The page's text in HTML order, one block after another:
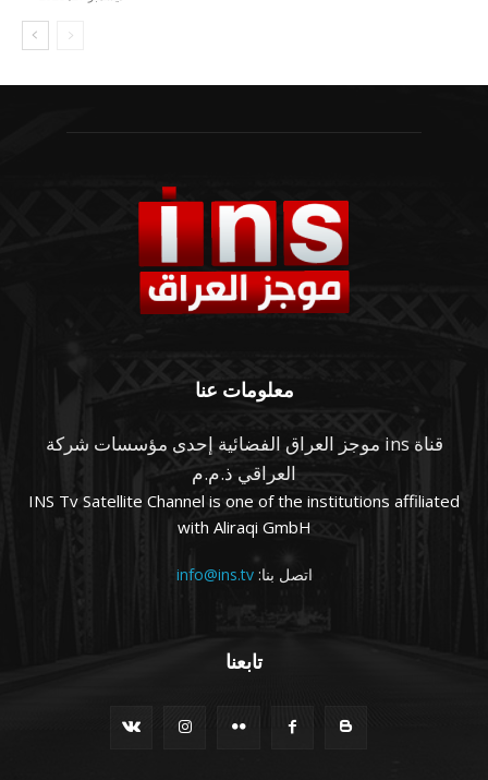
معلومات عنا
قناة ins موجز العراق الفضائية إحدى مؤسسات شركة
العراقي ذ.م.م
INS Tv Satellite Channel is one of the institutions affiliated
with Aliraqi GmbH
اتصل بنا:info@ins.tv
تابعنا